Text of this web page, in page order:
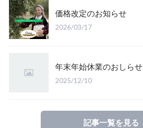
価格改定のお知らせ
2026/03/17
年末年始休業のおしらせ
2025/12/10
記事一覧を見る